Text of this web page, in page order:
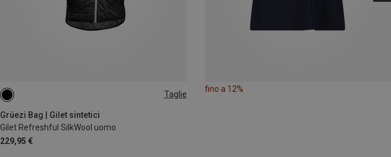
Taglie
Grüezi Bag | Gilet sintetici
Gilet Refreshful SilkWool uomo
229,95 €
S
fino a 12%